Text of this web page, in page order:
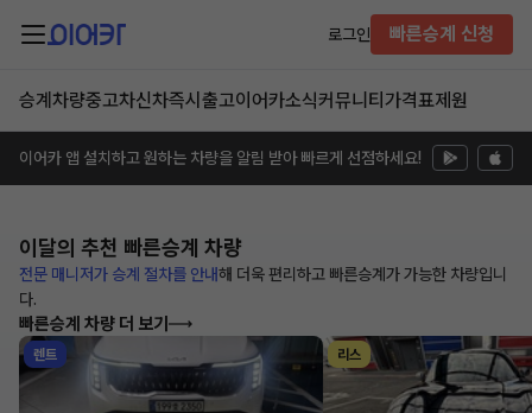
로그인 빠른승계 신청
승계차량중고차신차즉시출고이어카소식커뮤니티 가격표제원
이어카 앱 설치하고 원하는 차량을 알림 받아 빠르게 선점하세요!
이달의 추천 빠른승계 차량
전문 매니저가 승계 절차를 안내해 더욱 편리하고 빠른승계가 가능한 차량입니
다.
빠른승계 차량 더 보기
렌트 리스